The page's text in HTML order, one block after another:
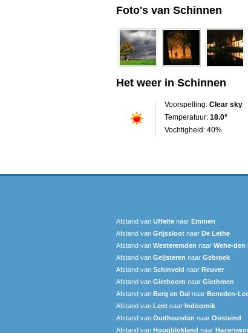
Foto's van Schinnen
Het weer in Schinnen
Voorspelling: Clear sky
Temperatuur: 18.0°
Vochtigheid: 40%
Afstand van Uffelte naar Emmen
Afstand van Grijssloot naar De Lethe
Afstand van Westeremden naar Wehe-den
Afstand van Geijsteren naar Gebroek
Afstand van Schinveld naar Reuver
Afstand van Giethoorn naar Giethmen
Afstand van Berg en Dal naar Beneden-
Afstand van Lent naar Indoornik
Afstand van Oudheusden naar Oosteind
Afstand van Hoogblokland naar